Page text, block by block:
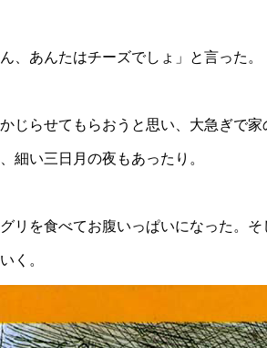
、あんたはチーズでしょ」と言った。
じらせてもらおうと思い、大急ぎで
細い三日月の夜もあったり。
リを食べてお腹いっぱいになった。
く。